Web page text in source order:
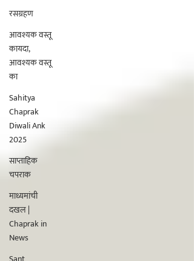
रसग्रहण
आवश्यक वस्तू
कायदा,
आवश्यक वस्तू
का
Sahitya
Chaprak
Diwali Ank
2025
साप्ताहिक
चपराक
माध्यमांची
दखल |
Chaprak in
News